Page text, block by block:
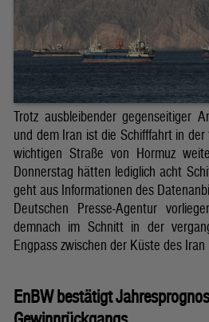
Trotz ausbleibender gegenseitiger
und dem Iran ist die Schifffahrt in
wichtigen Straße von Hormuz
Donnerstag hätten lediglich acht
geht aus Informationen des
Deutschen Presse-Agentur
demnach im Schnitt in der
Engpass zwischen der Küste des Iran
EnBW bestätigt